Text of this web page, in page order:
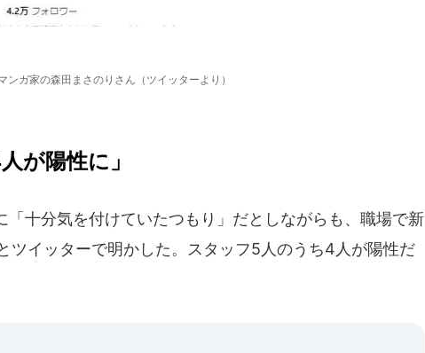
ンガ家の森田まさのりさん（ツイッターより）
が陽性に」
十分気を付けていたつもり」だとしながらも、職場で新
ツイッターで明かした。スタッフ5人のうち4人が陽性だ